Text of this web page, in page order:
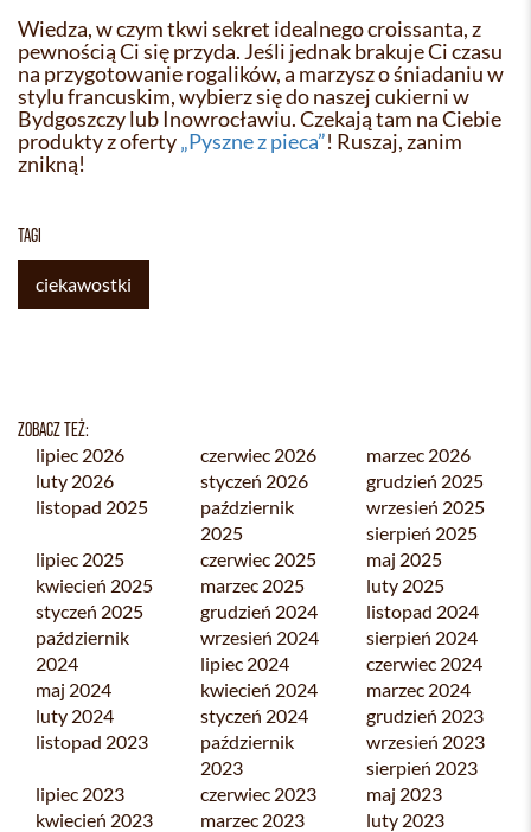
Wiedza, w czym tkwi sekret idealnego croissanta, z
pewnością Ci się przyda. Jeśli jednak brakuje Ci czasu
na przygotowanie rogalików, a marzysz o śniadaniu w
stylu francuskim, wybierz się do naszej cukierni w
Bydgoszczy lub Inowrocławiu. Czekają tam na Ciebie
produkty z oferty„Pyszne z pieca”! Ruszaj, zanim
znikną!
TAGI
ciekawostki
ZOBACZ TEŻ:
lipiec 2026 czerwiec 2026
marzec 2026
luty 2026
styczeń 2026
grudzień 2025
listopad 2025
październik
2025
wrzesień 2025
sierpień 2025
lipiec 2025
czerwiec 2025
maj 2025
kwiecień 2025
marzec 2025
luty 2025
styczeń 2025
grudzień 2024
listopad 2024
październik
2024
wrzesień 2024
sierpień 2024
lipiec 2024
czerwiec 2024
maj 2024
kwiecień 2024
marzec 2024
luty 2024
styczeń 2024
grudzień 2023
listopad 2023
październik
2023
wrzesień 2023
sierpień 2023
lipiec 2023
czerwiec 2023
maj 2023
kwiecień 2023
marzec 2023
luty 2023